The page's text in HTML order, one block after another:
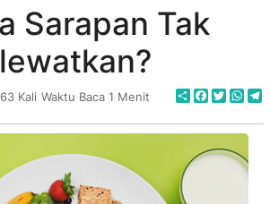
Sarapan Tak
Kali Waktu Baca 1 Menit Share